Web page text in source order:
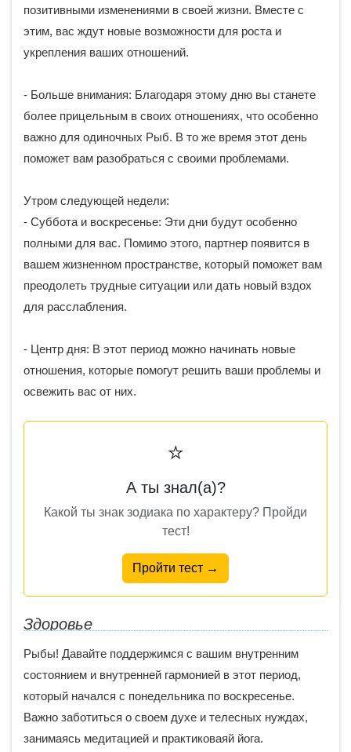
позитивными изменениями в своей жизни. Вместе с
этим, вас ждут новые возможности для роста и
укрепления ваших отношений.
- Больше внимания: Благодаря этому дню вы станете
более прицельным в своих отношениях, что особенно
важно для одиночных Рыб. В то же время этот день
поможет вам разобраться с своими проблемами.
Утром следующей недели:
- Суббота и воскресенье: Эти дни будут особенно
полными для вас. Помимо этого, партнер появится в
вашем жизненном пространстве, который поможет вам
преодолеть трудные ситуации или дать новый вздох
для расслабления.
- Центр дня: В этот период можно начинать новые
отношения, которые помогут решить ваши проблемы и
освежить вас от них.
⭐
А ты знал(а)?
Какой ты знак зодиака по характеру? Пройди
тест!
Пройти тест →
Здоровье
Рыбы! Давайте поддержимся с вашим внутренним
состоянием и внутренней гармонией в этот период,
который начался с понедельника по воскресенье.
Важно заботиться о своем духе и телесных нуждах,
занимаясь медитацией и практиковаяй йога.